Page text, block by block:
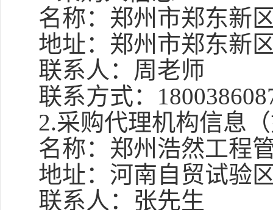
名称：郑州市郑东新
地址：郑州市郑东新
联系人：周老师
联系方式：
2.采购代理机构信息
名称：郑州浩然工程
地址：河南自贸试验
联系人：张先生